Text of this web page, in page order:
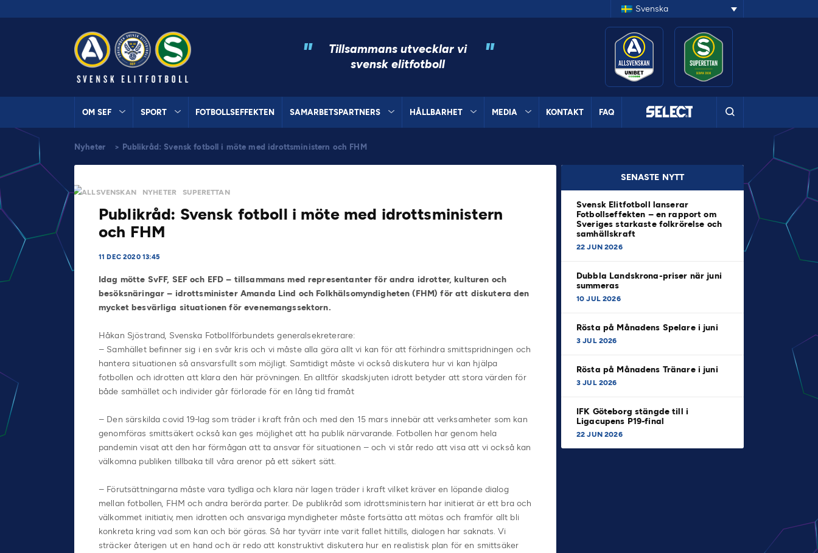
Svenska
"
Tillsammans utvecklar vi
svensk elitfotboll
"
OM SEF SPORT FOTBOLLSEFFEKTEN SAMARBETSPARTNERS HÅLLBARHET MEDIA KONTAKT FAQ
Nyheter > Publikråd: Svensk fotboll i möte med idrottsministern och FHM
ALLSVENSKAN NYHETER SUPERETTAN
Publikråd: Svensk fotboll i möte med idrottsministern
och FHM
11 DEC 2020 13:45
Idag mötte SvFF, SEF och EFD – tillsammans med representanter för andra idrotter, kulturen och
besöksnäringar – idrottsminister Amanda Lind och Folkhälsomyndigheten (FHM) för att diskutera den
mycket besvärliga situationen för evenemangssektorn.
Håkan Sjöstrand, Svenska Fotbollförbundets generalsekreterare:
– Samhället befinner sig i en svår kris och vi måste alla göra allt vi kan för att förhindra smittspridningen och
hantera situationen så ansvarsfullt som möjligt. Samtidigt måste vi också diskutera hur vi kan hjälpa
fotbollen och idrotten att klara den här prövningen. En alltför skadskjuten idrott betyder att stora värden för
både samhället och individer går förlorade för en lång tid framåt
– Den särskilda covid 19-lag som träder i kraft från och med den 15 mars innebär att verksamheter som kan
genomföras smittsäkert också kan ges möjlighet att ha publik närvarande. Fotbollen har genom hela
pandemin visat att den har förmågan att ta ansvar för situationen – och vi står redo att visa att vi också kan
välkomna publiken tillbaka till våra arenor på ett säkert sätt.
– Förutsättningarna måste vara tydliga och klara när lagen träder i kraft vilket kräver en löpande dialog
mellan fotbollen, FHM och andra berörda parter. De publikråd som idrottsministern har initierat är ett bra och
välkommet initiativ, men idrotten och ansvariga myndigheter måste fortsätta att mötas och framför allt bli
konkreta kring vad som kan och bör göras. Så har tyvärr inte varit fallet hittills, dialogen har saknats. Vi
sträcker återigen ut en hand och är redo att konstruktivt diskutera hur en realistisk plan för en smittsäker
SENASTE NYTT
Svensk Elitfotboll lanserar
Fotbollseffekten – en rapport om
Sveriges starkaste folkrörelse och
samhällskraft
22 JUN 2026
Dubbla Landskrona-priser när juni
summeras
10 JUL 2026
Rösta på Månadens Spelare i juni
3 JUL 2026
Rösta på Månadens Tränare i juni
3 JUL 2026
IFK Göteborg stängde till i
Ligacupens P19-final
22 JUN 2026